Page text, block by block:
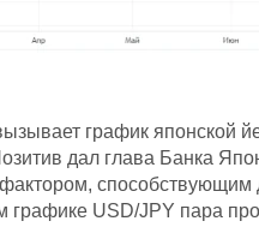
график японской
дал глава Банка
USD/JPY пара